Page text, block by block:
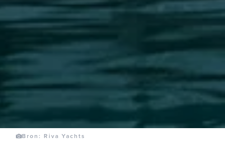
Bron: Riva Yachts